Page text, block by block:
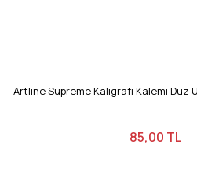
Artline Supreme Kaligrafi Kalemi Düz
85,00 TL